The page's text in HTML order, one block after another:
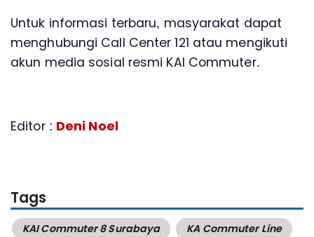
Untuk informasi terbaru, masyarakat dapat
menghubungi Call Center 121 atau mengikuti
akun media sosial resmi KAI Commuter.
Editor : Deni Noel
Tags
KAI Commuter 8 Surabaya KA Commuter Line